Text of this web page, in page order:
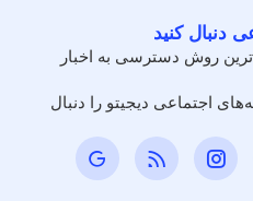
دنبال کنید
روش دسترسی به اخبار
اجتماعی دیجیتو را دنبال